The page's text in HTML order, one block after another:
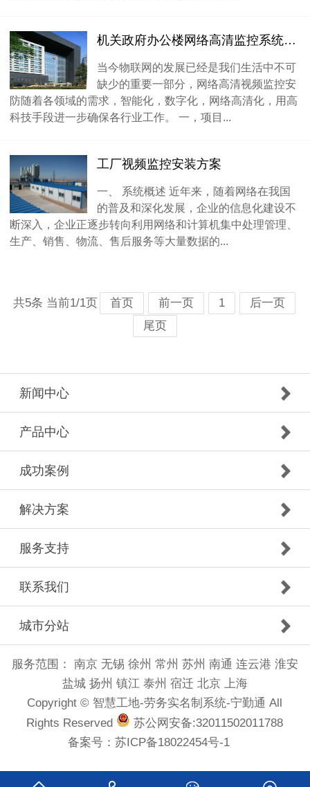
机关政府办公楼网络高清监控系统设计方案
当今物联网的发展已经是我们生活中不可
缺少的重要一部分，网络高清视频监控安
防随着各领域的需求，智能化，数字化，网络高清化，用高
科技手段进一步确保各行业工作。 一，项目...
工厂视频监控安装方案
一、 系统概述 近年来，随着网络在我国
的普及和深化发展，企业的信息化建设不
断深入，企业正逐步转向利用网络和计算机集中处理管理、
生产、销售、物流、售后服务等大量数据的...
共5条 当前1/1页 首页 前一页 1
后一页
尾页
新闻中心
产品中心
成功案例
解决方案
服务支持
联系我们
城市分站
服务范围： 南京 无锡 徐州 常州 苏州 南通 连云港 淮安
盐城 扬州 镇江 泰州 宿迁 北京 上海
Copyright © 智慧工地-劳务实名制系统-宁勤通 All
Rights Reserved
苏公网安备:32011502011788
备案号：苏ICP备18022454号-1